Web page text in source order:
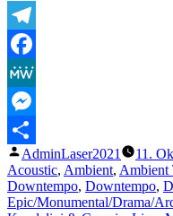
Deep
Ancient
Egyptian
Music
Middle
Eastern
Background
Music
Beautiful
Duduk
&
Telegram
Facebook
MeWe
Messenger
Teilen
Veröffentlicht
von
AdminLaser2021 11.
Acoustic, Ambient, Ambient
Downtempo, Downtempo,
Epic/Monumental/Drama/